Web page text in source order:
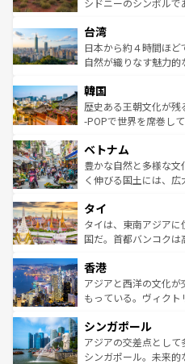
ならではの贅沢な旅のスタイルだ。
情報はコンテンツ一覧
れるおもてなしの心で
人々、おいしいロー
ク、伝統的なフラダ
ワイを、存分に味わってほしい。 なお
はコンテンツ一覧を参
シドニーのシンボル
リアリーフや大陸中央
ク）、タスマニアの
ど、見どころがたく
いる。アクティビティ
ビング、ハイキング
い。オーストラリア
参照してほしい。
台湾
日本から約４時間ほ
自然が織りなす魅力
ン）、静ひつな山岳地
と山間の静けさが共
驚きをもたらしてく
容にもいいと評判のス
が味わえる。
照してほしい。
韓国
歴史ある王朝文化が
-POPで世界を席巻し
き、地方に足を延ばせ
できる。そして、キ
まで、さまざまな韓
リティに包まれながら
わ
覧を参照してほしい。
ベトナム
豊かな自然と多様な
く伸びる国土には、
急速な発展と共に伝統
ーチミン市のフランス
醸し出している。ま
とつ。フォーやバイン
ひ現地で味わいたい
が旅行者を迎えてく
参照してほしい。
タイ
タイは、東南アジアに
国だ。首都バンコク
の活気が交差している
帯で自然と触れ合い
いビーチでリゾート
激する。気候は一年中
が待っている。親し
た文化、そして多様
香港
アジアと西洋の文化
もっている。ヴィク
み、どこを訪れても感
ており、効率よく見
うな絶景から文化的
シンガポール
アジアの交差点とし
シンガポール。未来